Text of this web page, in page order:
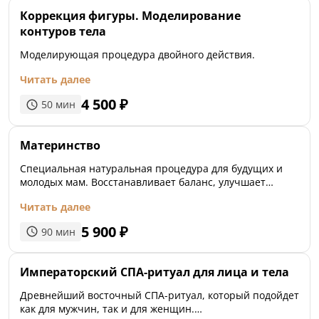
Восточный расслабляющий массаж позволяет
погрузиться в мир неги, красоты и чарующих
Коррекция фигуры. Моделирование
контуров тела
Моделирующая процедура двойного действия.
Читать далее
50 мин 4 500₽
Материнство
Специальная натуральная процедура для будущих и
молодых мам. Восстанавливает баланс, улучшает
растяжек, питает, увлажняет и подтягивает кожу,
Читать далее
90 мин 5 900₽
Императорский СПА-ритуал для лица и тела
Древнейший восточный СПА-ритуал, который подойдет
как для мужчин, так и для женщин.